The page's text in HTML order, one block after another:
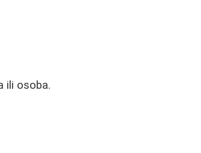
ili osoba.